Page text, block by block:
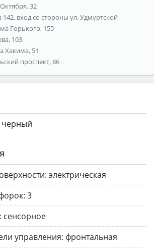
32
вход со стороны ул. Удмуртской
Горького, 155
103
Хакима, 51
проспект, 86
черный
электрическая
3
сенсорное
управления: фронтальная